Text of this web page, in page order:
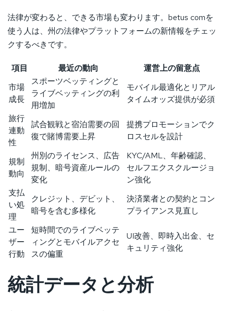
法律が変わると、できる市場も変わります。betus comを
使う人は、州の法律やプラットフォームの新情報をチェッ
クするべきです。
項目 最近の動向
運営上の留意点
市場
成長
スポーツベッティングと
ライブベッティングの利
用増加
モバイル最適化とリアル
タイムオッズ提供が必須
旅行
連動
性
試合観戦と宿泊需要の回
復で賭博需要上昇
提携プロモーションでク
ロスセルを設計
規制
動向
州別のライセンス、広告
規制、暗号資産ルールの
変化
KYC/AML、年齢確認、
セルフエクスクルージョ
ン強化
支払
い処
理
クレジット、デビット、
暗号を含む多様化
決済業者との契約とコン
プライアンス見直し
ユー
ザー
行動
短時間でのライブベッテ
ィングとモバイルアクセ
スの偏重
UI改善、即時入出金、セ
キュリティ強化
統計データと分析